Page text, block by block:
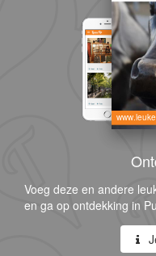
Voeg deze en andere
en ga op ontdekking in